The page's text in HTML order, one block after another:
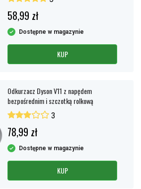
58,99 zł
Dostępne w magazynie
KUP
Odkurzacz Dyson V11 z napędem
bezpośrednim i szczotką rolkową
3
78,99 zł
Dostępne w magazynie
KUP